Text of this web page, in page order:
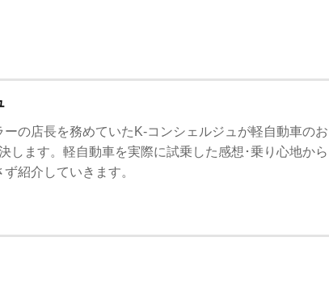
ーの店長を務めていたK-コンシェルジュが軽自動車のお
します。軽自動車を実際に試乗した感想･乗り心地から
紹介していきます。